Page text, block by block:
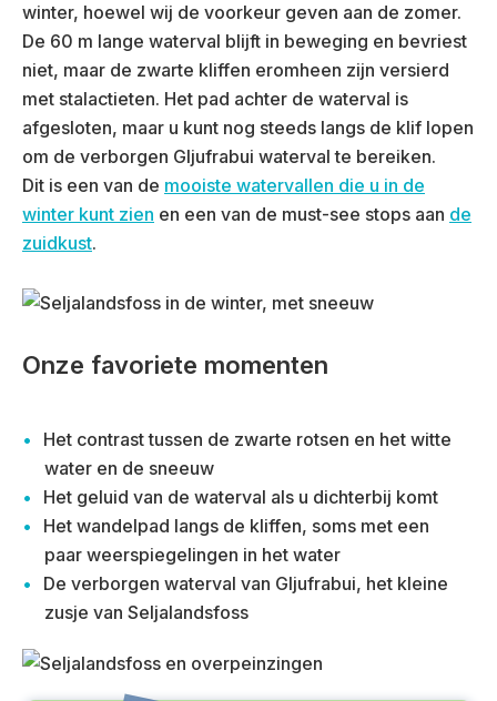
winter, hoewel wij de voorkeur geven aan de zomer.
De 60 m lange waterval blijft in beweging en bevriest
niet, maar de zwarte kliffen eromheen zijn versierd
met stalactieten. Het pad achter de waterval is
afgesloten, maar u kunt nog steeds langs de klif lopen
om de verborgen Gljufrabui waterval te bereiken.
Dit is een van de mooiste watervallen die u in de
winter kunt zien en een van de must-see stops aan de
zuidkust.
Onze favoriete momenten
Het contrast tussen de zwarte rotsen en het witte
water en de sneeuw
Het geluid van de waterval als u dichterbij komt
Het wandelpad langs de kliffen, soms met een
paar weerspiegelingen in het water
De verborgen waterval van Gljufrabui, het kleine
zusje van Seljalandsfoss